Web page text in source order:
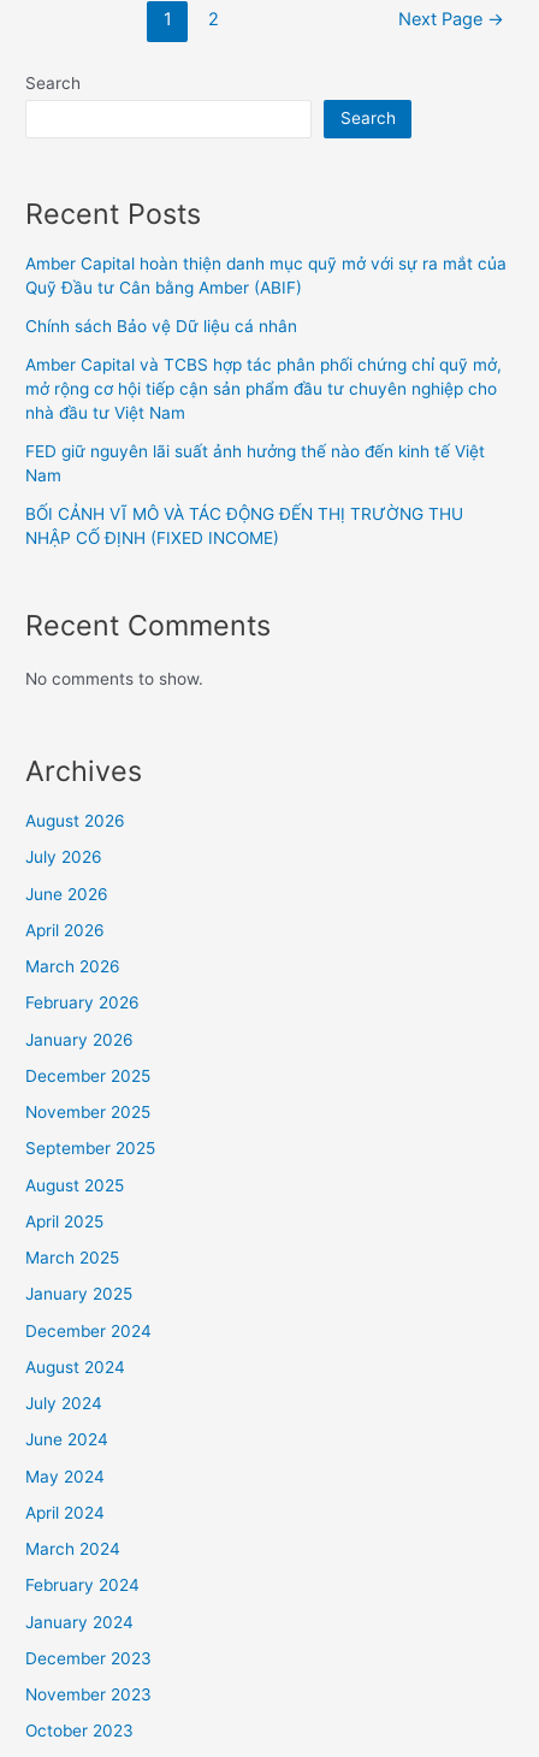
1 2 Next Page →
Search
Search
Recent Posts
Amber Capital hoàn thiện danh mục quỹ mở với sự ra mắt của
Quỹ Đầu tư Cân bằng Amber (ABIF)
Chính sách Bảo vệ Dữ liệu cá nhân
Amber Capital và TCBS hợp tác phân phối chứng chỉ quỹ mở,
mở rộng cơ hội tiếp cận sản phẩm đầu tư chuyên nghiệp cho
nhà đầu tư Việt Nam
FED giữ nguyên lãi suất ảnh hưởng thế nào đến kinh tế Việt
Nam
BỐI CẢNH VĨ MÔ VÀ TÁC ĐỘNG ĐẾN THỊ TRƯỜNG THU
NHẬP CỐ ĐỊNH (FIXED INCOME)
Recent Comments
No comments to show.
Archives
August 2026
July 2026
June 2026
April 2026
March 2026
February 2026
January 2026
December 2025
November 2025
September 2025
August 2025
April 2025
March 2025
January 2025
December 2024
August 2024
July 2024
June 2024
May 2024
April 2024
March 2024
February 2024
January 2024
December 2023
November 2023
October 2023